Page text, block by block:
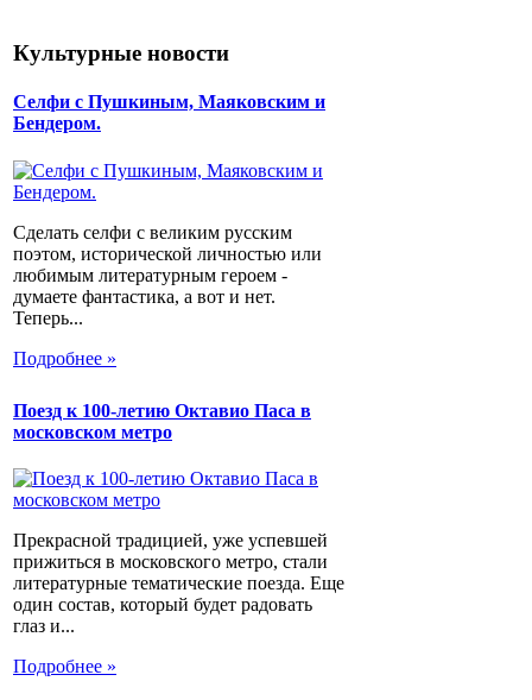
Культурные новости
Селфи с Пушкиным, Маяковским и
Бендером.
Сделать селфи с великим русским
поэтом, исторической личностью или
любимым литературным героем -
думаете фантастика, а вот и нет.
Теперь...
Подробнее »
Поезд к 100-летию Октавио Паса в
московском метро
Прекрасной традицией, уже успевшей
прижиться в московского метро, стали
литературные тематические поезда. Еще
один состав, который будет радовать
глаз и...
Подробнее »